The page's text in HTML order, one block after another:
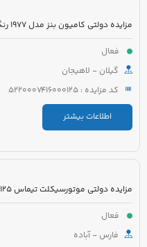
مزایده دولتی کامیون بنز مدل 1977 رنگ آبی
فعال
گیلان - لاهیجان
کد مزایده : 5220007416000125
اطلاعات بیشتر
فعال
فارس - آباده